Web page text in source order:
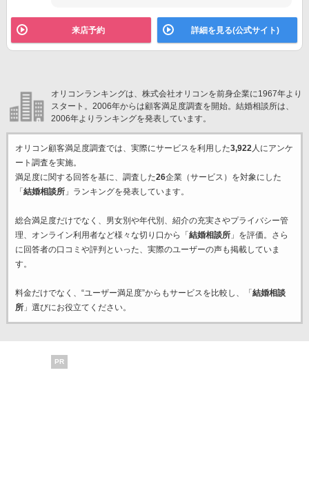
来店予約 詳細を見る(公式サイト)
オリコンランキングは、株式会社オリコンを前身企業に1967年より
スタート。2006年からは顧客満足度調査を開始。結婚相談所は、
2006年よりランキングを発表しています。
オリコン顧客満足度調査では、実際にサービスを利用した3,922 人にアンケ
ート調査を実施。
満足度に関する回答を基に、調査した26企業（サービス）を対象にした
「結婚相談所」ランキングを発表しています。
総合満足度だけでなく、男女別や年代別、紹介の充実さやプライバシー管
理、オンライン利用者など様々な切り口から「結婚相談所」を評価。さら
に回答者の口コミや評判といった、実際のユーザーの声も掲載していま
す。
料金だけでなく、“ユーザー満足度”からもサービスを比較し、「結婚相談
所」選びにお役立てください。
PR